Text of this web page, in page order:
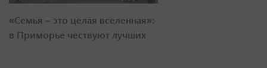
«Семья – это целая вселенная»:
в Приморье чествуют лучших